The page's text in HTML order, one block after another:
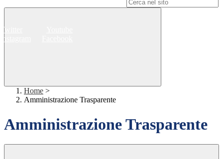
Twitter
Instagram
Home >
Amministrazione Trasparente
Amministrazione Trasparente